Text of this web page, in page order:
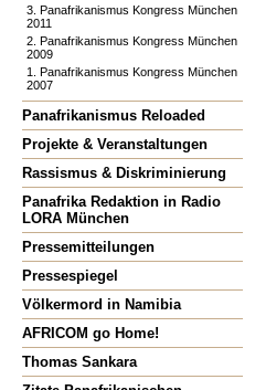
3. Panafrikanismus Kongress München
2011
2. Panafrikanismus Kongress München
2009
1. Panafrikanismus Kongress München
2007
Panafrikanismus Reloaded
Projekte & Veranstaltungen
Rassismus & Diskriminierung
Panafrika Redaktion in Radio
LORA München
Pressemitteilungen
Pressespiegel
Völkermord in Namibia
AFRICOM go Home!
Thomas Sankara